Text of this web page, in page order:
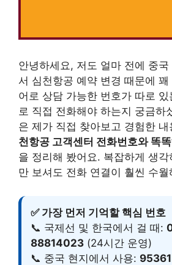
안녕하세요, 저도 얼마 전에 중
서 심천항공 예약 변경 때문에
어로 상담 가능한 번호가 따로
로 직접 전화해야 하는지 궁금하
은 제가 직접 찾아보고 경험한
천항공 고객센터 전화번호와 똑
을 정리해 봤어요. 복잡하게 생
만 보셔도 전화 연결이 훨씬 수월
✅ 가장 먼저 기억할 핵심 번호
📞 국제선 및 한국에서 걸 때:
88814023 (24시간 운영)
📞 중국 현지에서 사용: 95361